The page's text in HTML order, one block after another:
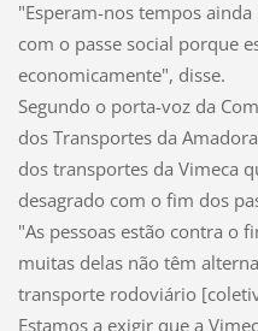
"Esperam-nos tempos
com o passe social porque
economicamente", disse.
Segundo o porta-voz da
dos Transportes da
dos transportes da Vimeca
desagrado com o fim dos
"As pessoas estão contra o
muitas delas não têm
transporte rodoviário
Estamos a exigir que a